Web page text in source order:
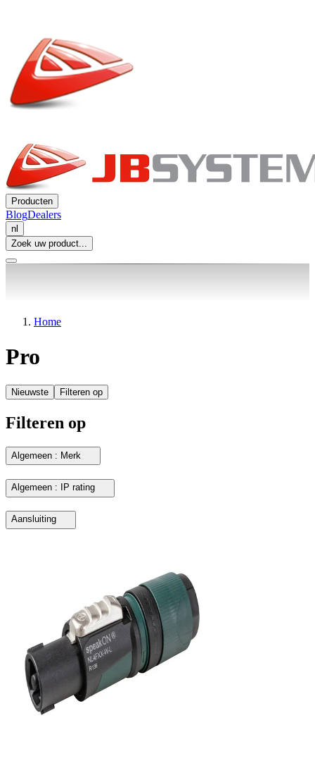
Producten
BlogDealers
nl
Zoek uw product...
Home
Pro
Nieuwste Filteren op
Filteren op
Algemeen : Merk
Algemeen : IP rating
Aansluiting